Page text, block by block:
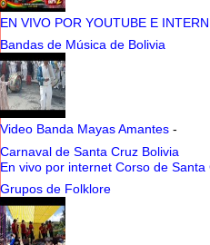
EN VIVO POR YOUTUBE E
Bandas de Música de Bolivia
Video Banda Mayas Amantes -
Carnaval de Santa Cruz Bolivia
En vivo por internet Corso de
Grupos de Folklore